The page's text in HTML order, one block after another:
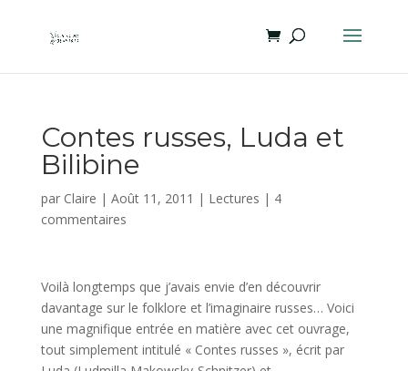
Contes russes, Luda et
Bilibine
par Claire | Août 11, 2011 | Lectures | 4
commentaires
Voilà longtemps que j’avais envie d’en découvrir
davantage sur le folklore et l’imaginaire russes… Voici
une magnifique entrée en matière avec cet ouvrage,
tout simplement intitulé « Contes russes », écrit par